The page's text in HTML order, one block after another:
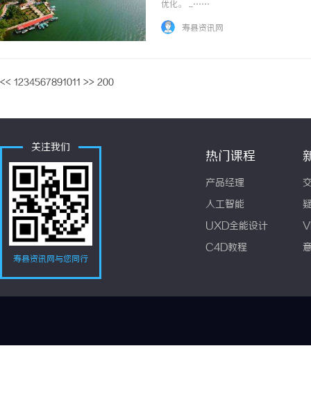
优化。 ...……
寿县资讯网
<< 1234567891011 >> 200
关注我们
寿县资讯网与您同行
热门课程
产品经理
人工智能
UXD全能设计
C4D教程